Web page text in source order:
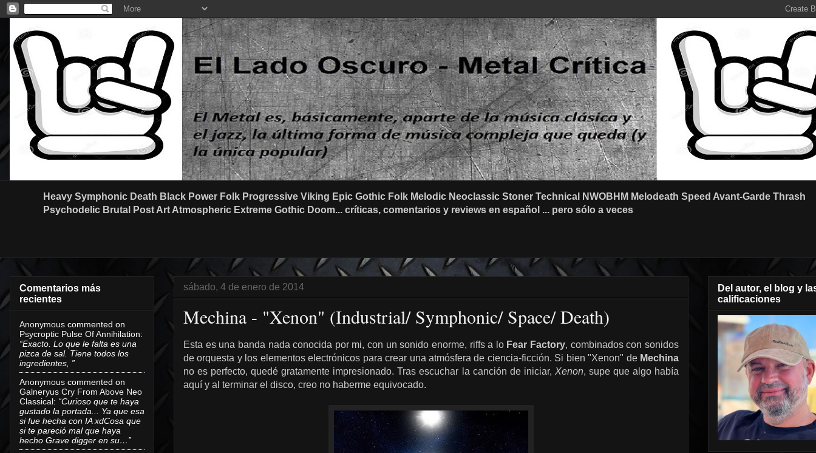
Heavy Symphonic Death Black Power Folk Progressive Viking Epic Gothic Folk Melodic Neoclassic Stoner Technical NWOBHM Melodeath Speed Avant-Garde Thrash
Psychodelic Brutal Post Art Atmospheric Extreme Gothic Doom... críticas, comentarios y reviews en español ... pero sólo a veces
sábado, 4 de enero de 2014
Mechina - "Xenon" (Industrial/ Symphonic/ Space/ Death)
Esta es una banda nada conocida por mi, con un sonido enorme, riffs a lo Fear Factory, combinados con sonidos
de orquesta y los elementos electrónicos para crear una atmósfera de ciencia-ficción. Si bien "Xenon" de Mechina
no es perfecto, quedé gratamente impresionado. Tras escuchar la canción de iniciar, Xenon, supe que algo había
aquí y al terminar el disco, creo no haberme equivocado.
Comentarios más
recientes
Anonymous commented on
Psycroptic Pulse Of Annihilation:
“Exacto. Lo que le falta es una
pizca de sal. Tiene todos los
ingredientes, ”
Anonymous commented on
Galneryus Cry From Above Neo
Classical: “Curioso que te haya
gustado la portada... Ya que esa
si fue hecha con IA xdCosa que
si te pareció mal que haya
hecho Grave digger en su…”
Del autor, el blog y
calificaciones